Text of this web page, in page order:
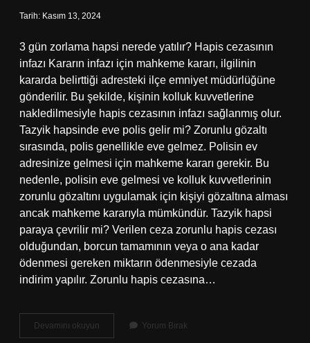
Tarih: Kasım 13, 2024
3 gün zorlama hapsi nerede yatılır? Hapis cezasının
infazı Kararın infazı için mahkeme kararı, ilgilinin
kararda belirttiği adresteki ilçe emniyet müdürlüğüne
gönderilir. Bu şekilde, kişinin kolluk kuvvetlerine
nakledilmesiyle hapis cezasının infazı sağlanmış olur.
Tazyik hapsinde eve polis gelir mi? Zorunlu gözaltı
sırasında, polis genellikle eve gelmez. Polisin ev
adresinize gelmesi için mahkeme kararı gerekir. Bu
nedenle, polisin eve gelmesi ve kolluk kuvvetlerinin
zorunlu gözaltını uygulamak için kişiyi gözaltına alması
ancak mahkeme kararıyla mümkündür. Tazyik hapsi
paraya çevrilir mi? Verilen ceza zorunlu hapis cezası
olduğundan, borcun tamamının veya o ana kadar
ödenmesi gereken miktarın ödenmesiyle cezada
indirim yapılır. Zorunlu hapis cezasına…
Devamını okuyun
Gün
Yorum Bırak